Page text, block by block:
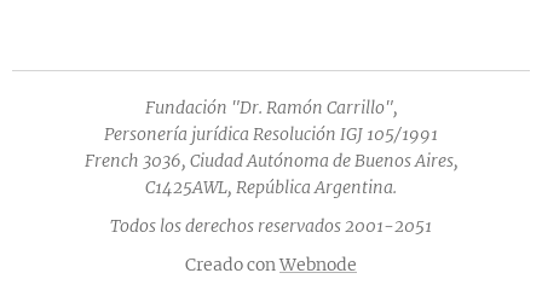
Fundación "Dr. Ramón Carrillo",
Personería jurídica Resolución IGJ 105/1991
French 3036, Ciudad Autónoma de Buenos Aires,
C1425AWL, República Argentina.
Todos los derechos reservados 2001-2051
Creado conWebnode